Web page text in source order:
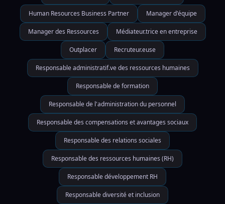
Human Resources Business Partner Manager d'équipe
Manager des Ressources Médiateur.trice en entreprise
Outplacer Recruteur.euse
Responsable administratif.ve des ressources humaines
Responsable de formation
Responsable de l'administration du personnel
Responsable des compensations et avantages sociaux
Responsable des relations sociales
Responsable des ressources humaines (RH)
Responsable développement RH
Responsable diversité et inclusion